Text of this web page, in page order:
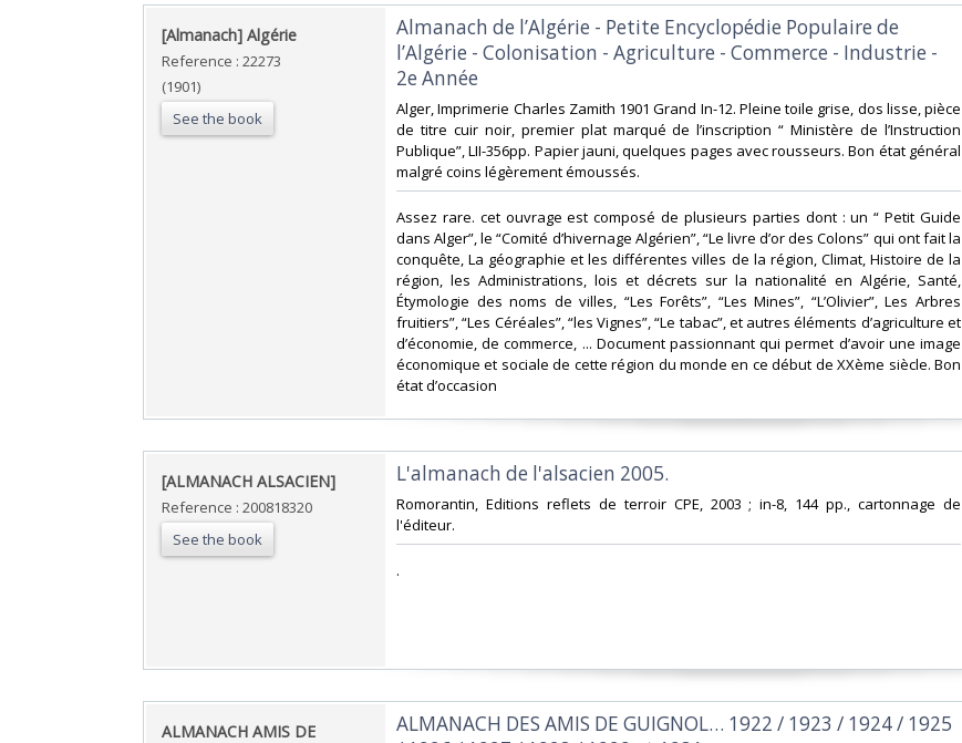
‎[Almanach] Algérie‎
Reference : 22273
(1901)
See the book
‎Almanach de l’Algérie - Petite Encyclopédie Populaire de
l’Algérie - Colonisation - Agriculture - Commerce - Industrie -
2e Année‎
‎Alger, Imprimerie Charles Zamith 1901 Grand In-12. Pleine toile grise, dos lisse, pièce
de titre cuir noir, premier plat marqué de l’inscription “ Ministère de l’Instruction
Publique”, LII-356pp. Papier jauni, quelques pages avec rousseurs. Bon état général
malgré coins légèrement émoussés. ‎
‎Assez rare. cet ouvrage est composé de plusieurs parties dont : un “ Petit Guide
dans Alger”, le “Comité d’hivernage Algérien”, “Le livre d’or des Colons” qui ont fait la
conquête, La géographie et les différentes villes de la région, Climat, Histoire de la
région, les Administrations, lois et décrets sur la nationalité en Algérie, Santé,
Étymologie des noms de villes, “Les Forêts”, “Les Mines”, “L’Olivier”, Les Arbres
fruitiers”, “Les Céréales”, “les Vignes”, “Le tabac”, et autres éléments d’agriculture et
d’économie, de commerce, ... Document passionnant qui permet d’avoir une image
économique et sociale de cette région du monde en ce début de XXème siècle. Bon
état d’occasion ‎
‎[ALMANACH ALSACIEN]‎
Reference : 200818320
See the book
‎L'almanach de l'alsacien 2005. ‎
‎Romorantin, Editions reflets de terroir CPE, 2003 ; in-8, 144 pp., cartonnage de
l'éditeur.‎
‎.‎
‎ALMANACH AMIS DE
‎ALMANACH DES AMIS DE GUIGNOL… 1922 / 1923 / 1924 / 1925